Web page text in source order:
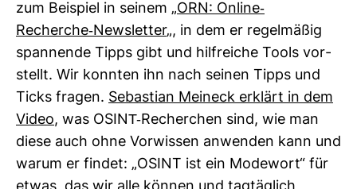
zum Bei­spiel in seinem „ORN: Online-​
Recherche-​News­letter„, in dem er regel­mäßig
span­nende Tipps gibt und hilf­reiche Tools vor­
stellt. Wir konnten ihn nach seinen Tipps und
Ticks fragen. Sebas­tian Meineck erklärt in dem
Video, was OSINT-​Recher­chen sind, wie man
diese auch ohne Vor­wissen anwenden kann und
warum er findet: „OSINT ist ein Mode­wort“ für